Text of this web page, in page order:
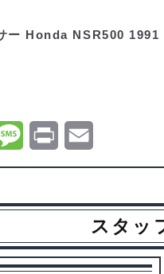
Honda NSR500 1991
M
e
a
P
r
t
m
i
l
スタッ